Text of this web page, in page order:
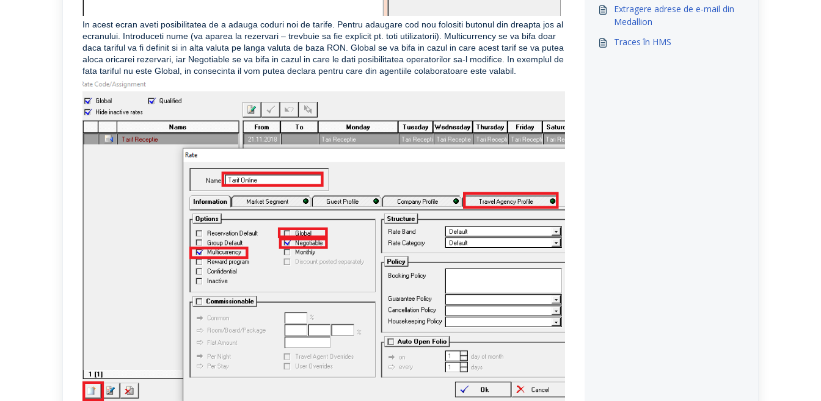
In acest ecran aveti posibilitatea de a adauga coduri noi de tarife. Pentru adaugare cod nou folositi butonul din dreapta jos al
ecranului. Introduceti nume (va aparea la rezervari – trevbuie sa fie explicit pt. toti utilizatorii). Multicurrency se va bifa doar
daca tariful va fi definit si in alta valuta pe langa valuta de baza RON. Global se va bifa in cazul in care acest tarif se va putea
aloca oricarei rezervari, iar Negotiable se va bifa in cazul in care le dati posibilitatea operatorilor sa-l modifice. In exemplul de
fata tariful nu este Global, in consecinta il vom putea declara pentru care din agentiile colaboratoare este valabil.
Extragere adrese de e-mail din
Medallion
Traces în HMS